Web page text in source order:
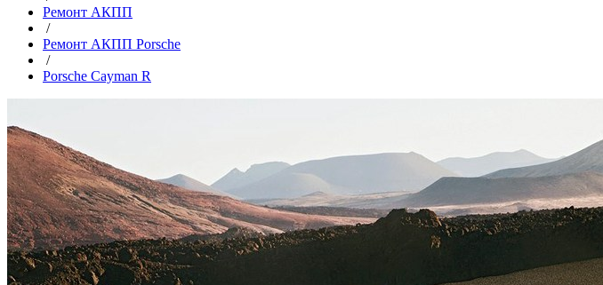
Ремонт АКПП
/
Ремонт АКПП Porsche
/
Porsche Cayman R